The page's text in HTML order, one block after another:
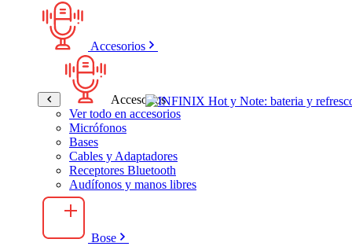
Accesorios
Accesorios
Ver todo en accesorios
Micrófonos
Bases
Cables y Adaptadores
Receptores Bluetooth
Audífonos y manos libres
Bose